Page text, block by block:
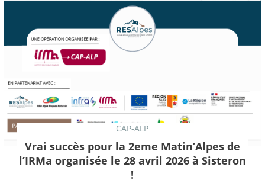
CAP-ALP
Vrai succès pour la 2eme Matin’Alpes de
l’IRMa organisée le 28 avril 2026 à Sisteron
!